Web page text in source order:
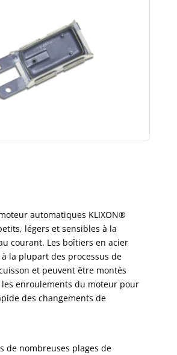
automatiques KLIXON®
légers et sensibles à la
courant. Les boîtiers en acier
la plupart des processus de
et peuvent être montés
enroulements du moteur pour
des changements de
de nombreuses plages de